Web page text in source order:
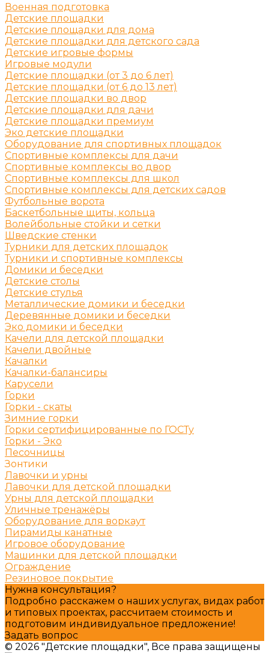
Военная подготовка
Детские площадки
Детские площадки для дома
Детские площадки для детского сада
Детские игровые формы
Игровые модули
Детские площадки (от 3 до 6 лет)
Детские площадки (от 6 до 13 лет)
Детские площадки во двор
Детские площадки для дачи
Детские площадки премиум
Эко детские площадки
Оборудование для спортивных площадок
Спортивные комплексы для дачи
Спортивные комплексы во двор
Спортивные комплексы для школ
Спортивные комплексы для детских садов
Футбольные ворота
Баскетбольные щиты, кольца
Волейбольные стойки и сетки
Шведские стенки
Турники для детских площадок
Турники и спортивные комплексы
Домики и беседки
Детские столы
Детские стулья
Металлические домики и беседки
Деревянные домики и беседки
Эко домики и беседки
Качели для детской площадки
Качели двойные
Качалки
Качалки-балансиры
Карусели
Горки
Горки - скаты
Зимние горки
Горки сертифицированные по ГОСТу
Горки - Эко
Песочницы
Зонтики
Лавочки и урны
Лавочки для детской площадки
Урны для детской площадки
Уличные тренажёры
Оборудование для воркаут
Пирамиды канатные
Игровое оборудование
Машинки для детской площадки
Ограждение
Резиновое покрытие
Нужна консультация?
Подробно расскажем о наших услугах, видах работ
и типовых проектах, рассчитаем стоимость и
подготовим индивидуальное предложение!
Задать вопрос
© 2026 "Детские площадки", Все права защищены